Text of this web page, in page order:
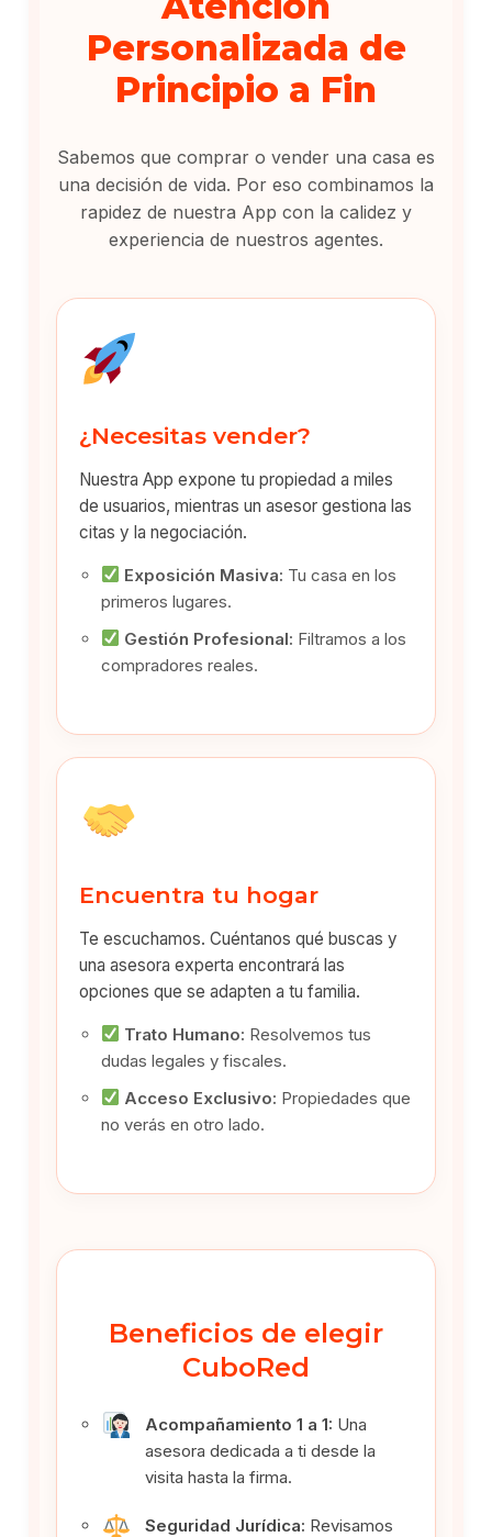
Personalizada de
Principio a Fin
Sabemos que comprar o vender una casa es
una decisión de vida. Por eso combinamos la
rapidez de nuestra App con la calidez y
experiencia de nuestros agentes.
¿Necesitas vender?
Nuestra App expone tu propiedad a miles
de usuarios, mientras un asesor gestiona las
citas y la negociación.
Exposición Masiva: Tu casa en los
primeros lugares.
Gestión Profesional: Filtramos a los
compradores reales.
Encuentra tu hogar
Te escuchamos. Cuéntanos qué buscas y
una asesora experta encontrará las
opciones que se adapten a tu familia.
Trato Humano: Resolvemos tus
dudas legales y fiscales.
Acceso Exclusivo: Propiedades que
no verás en otro lado.
Beneficios de elegir
CuboRed
Acompañamiento 1 a 1: Una
asesora dedicada a ti desde la
visita hasta la firma.
Seguridad Jurídica: Revisamos